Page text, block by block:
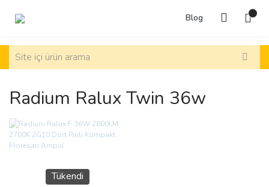
Blog
Radium Ralux Twin 36w
Tükendi